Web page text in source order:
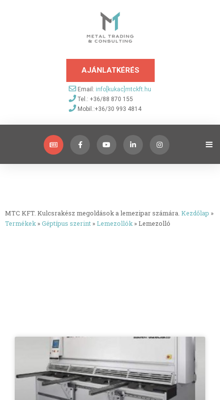
AJÁNLATKÉRÉS
Email: info[kukac]mtckft.hu
Tel.: +36/88 870 155
Mobil.:+36/30 993 4814
Bemutatkozás
Termékeink
Használt gépek
Videók
MTC KFT. Kulcsrakész megoldások a lemezipar számára. Kezdőlap »
Termékek »Géptípus szerint »Lemezollók »Lemezolló